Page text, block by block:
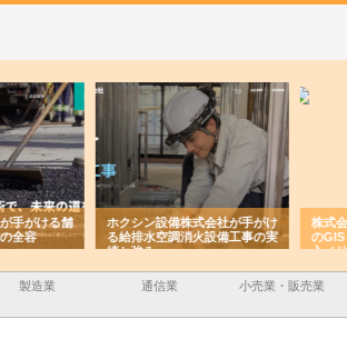
会社が手がけ
設備工事の実
株式会社東京シー・エム・シー
のGISインフラ管理システム導
入メリット
株
か
由
製造業 通信業 小売業・販売業